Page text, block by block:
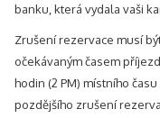
banku, která vydala vaši
Zrušení rezervace musí
očekávaným časem
hodin (2 PM) místního
pozdějšího zrušení